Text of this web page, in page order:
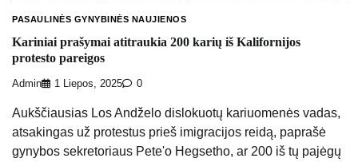
PASAULINĖS GYNYBINĖS NAUJIENOS
Kariniai prašymai atitraukia 200 karių iš Kalifornijos
protesto pareigos
Admin 1 Liepos, 2025 0
Aukščiausias Los Andželo dislokuotų kariuomenės vadas,
atsakingas už protestus prieš imigracijos reidą, paprašė
gynybos sekretoriaus Pete'o Hegsetho, ar 200 iš tų pajėgų